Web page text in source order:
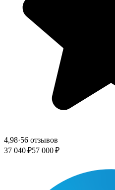
4,98·56 отзывов
37 040 ₽57 000 ₽